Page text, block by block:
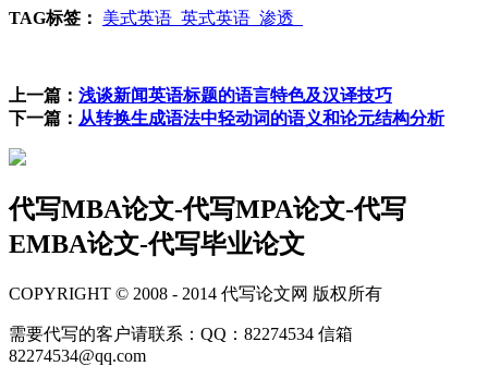
TAG标签： 美式英语 英式英语 渗透
上一篇： 浅谈新闻英语标题的语言特色及汉译技巧
下一篇： 从转换生成语法中轻动词的语义和论元结构分析
代写MBA论文-代写MPA论文-代写
EMBA论文-代写毕业论文
COPYRIGHT © 2008 - 2014 代写论文网 版权所有
需要代写的客户请联系：QQ：82274534 信箱
82274534@qq.com